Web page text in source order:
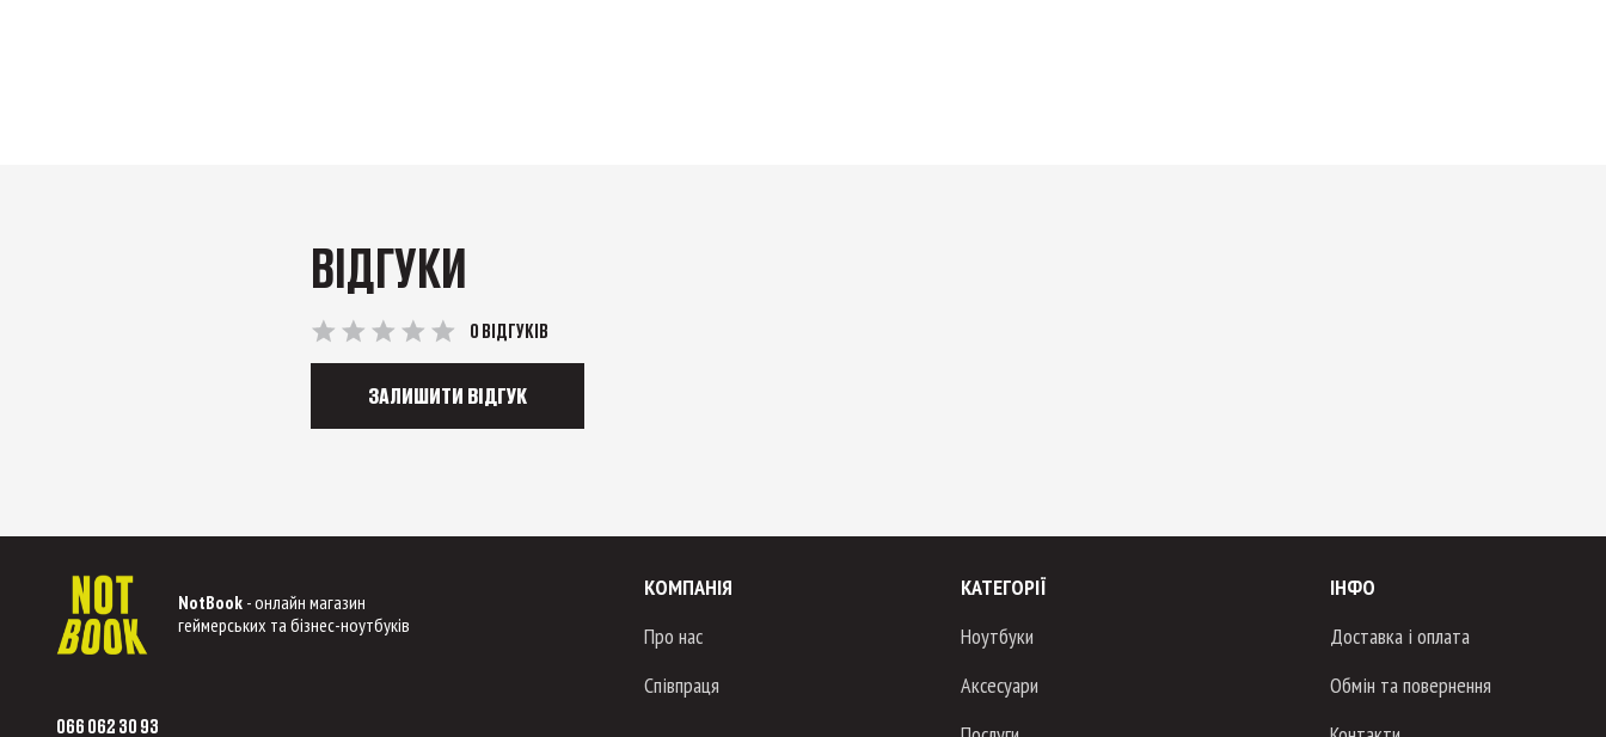
ВІДГУКИ
0 ВІДГУКІВ
ЗАЛИШИТИ ВІДГУК
NotBook - онлайн магазин
геймерських та бізнес-ноутбуків
066 062 30 93
КОМПАНІЯ
Про нас
Співпраця
КАТЕГОРІЇ
Ноутбуки
Аксесуари
ІНФО
Доставка і оплата
Обмін та повернення